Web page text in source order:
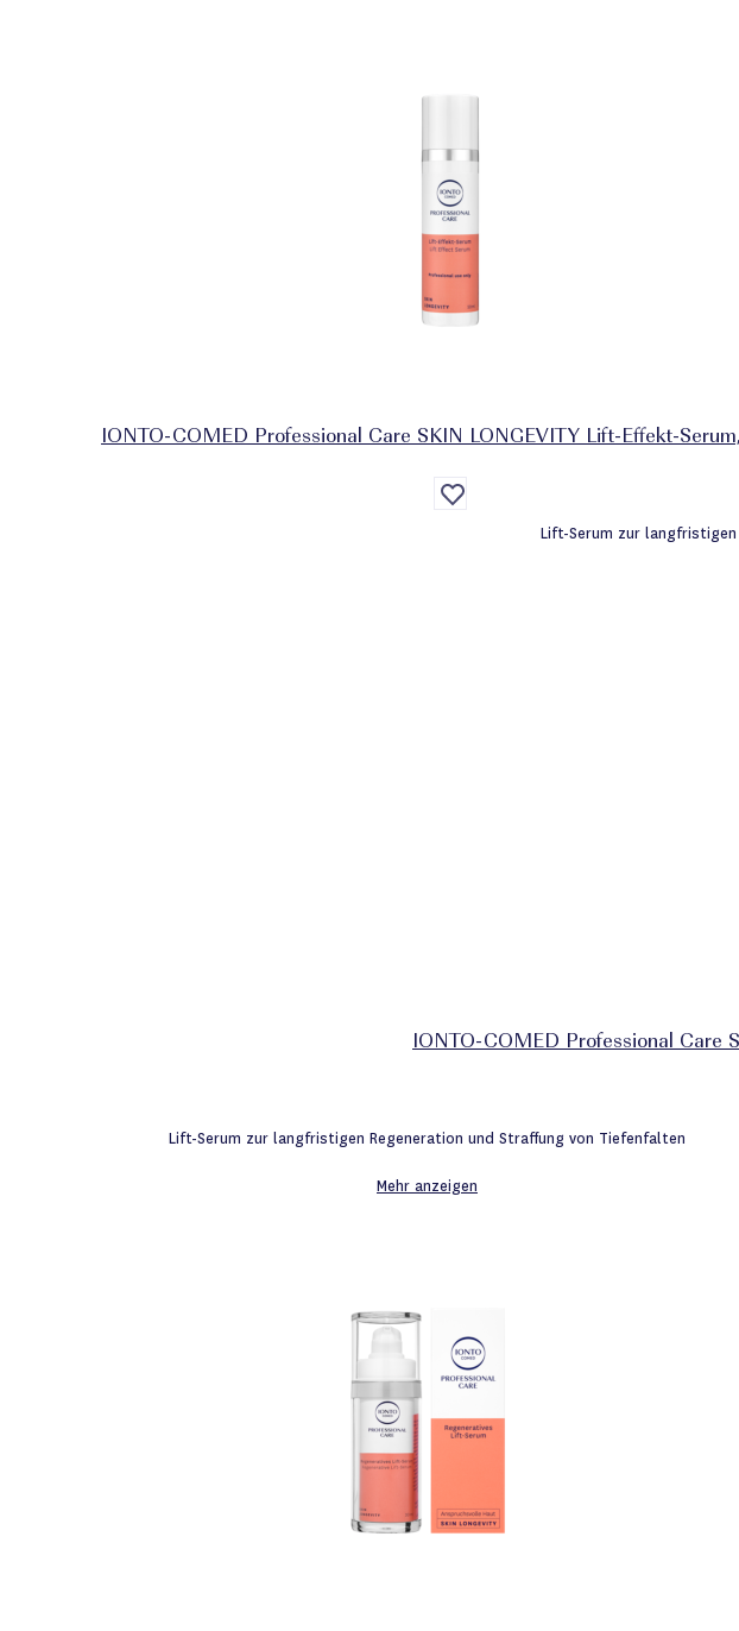
IONTO-COMED Professional Care SKIN LONGEVITY Lift-Effekt-
Auf
die
Lift-Serum zur
IONTO-COMED Professional Care
Lift-Serum zur langfristigen Regeneration und Straffung von Tiefenfalten
Mehr anzeigen